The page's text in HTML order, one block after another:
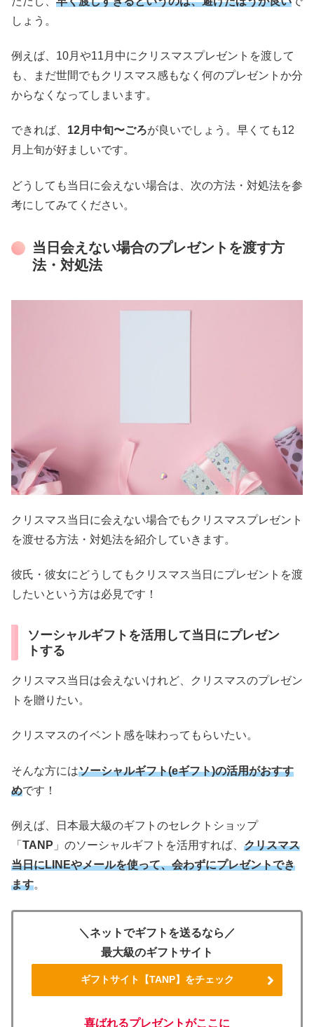
しょう。
例えば、10月や11月中にクリスマスプレゼントを渡して
も、まだ世間でもクリスマス感もなく何のプレゼントか分
からなくなってしまいます。
できれば、 12月中旬〜ごろが良いでしょう。早くても12
月上旬が好ましいです。
どうしても当日に会えない場合は、次の方法・対処法を参
考にしてみてください。
当日会えない場合のプレゼントを渡す方
法・対処法
クリスマス当日に会えない場合でもクリスマスプレゼント
を渡せる方法・対処法を紹介していきます。
彼氏・彼女にどうしてもクリスマス当日にプレゼントを渡
したいという方は必見です！
ソーシャルギフトを活用して当日にプレゼン
トする
クリスマス当日は会えないけれど、クリスマスのプレゼン
トを贈りたい。
クリスマスのイベント感を味わってもらいたい。
そんな方にはソーシャルギフト(eギフト)の活用がおすす
めです！
例えば、日本最大級のギフトのセレクトショップ
「 TANP 」のソーシャルギフトを活用すれば、 クリスマス
当日にLINEやメールを使って、会わずにプレゼントでき
ます。
＼ネットでギフトを送るなら／
最大級のギフトサイト
ギフトサイト【TANP】をチェック
喜ばれるプレゼントがここに